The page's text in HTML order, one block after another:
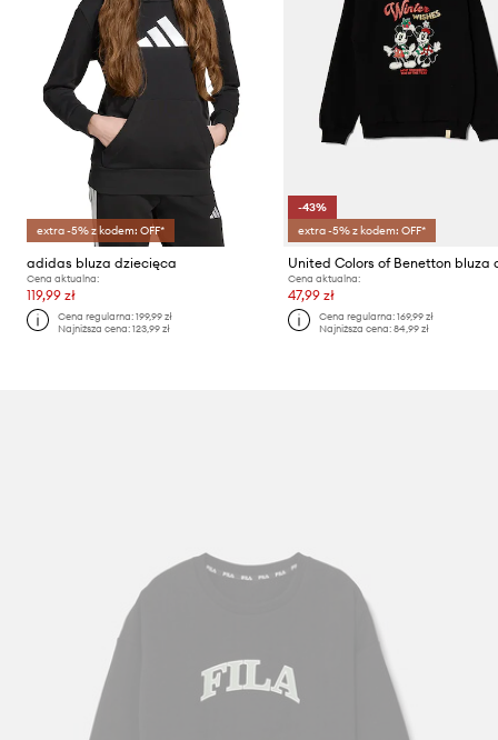
extra -5% z kodem: OFF*
adidas bluza dziecięca
Cena aktualna:
119,99 zł
Cena regularna:199,99 zł
Najniższa cena:123,99 zł
-43%
extra -5% z kodem: OFF*
Cena aktualna:
47,99 zł
Cena regularna: 169,99 zł
Najniższa cena: 84,99 zł